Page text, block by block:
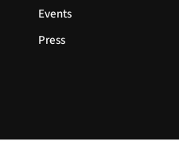
Events
Press